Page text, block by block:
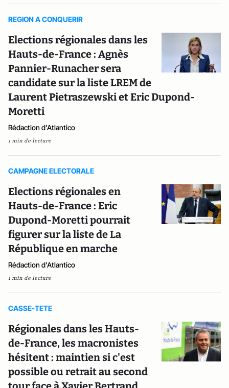
REGION A CONQUERIR
Elections régionales dans les
Hauts-de-France : Agnès
Pannier-Runacher sera
candidate sur la liste LREM de
Laurent Pietraszewski et Eric Dupond-
Moretti
Rédaction d'Atlantico
1 min de lecture
CAMPAGNE ELECTORALE
Elections régionales en
Hauts-de-France : Eric
Dupond-Moretti pourrait
figurer sur la liste de La
République en marche
Rédaction d'Atlantico
1 min de lecture
CASSE-TETE
Régionales dans les Hauts-
de-France, les macronistes
hésitent : maintien si c'est
possible ou retrait au second